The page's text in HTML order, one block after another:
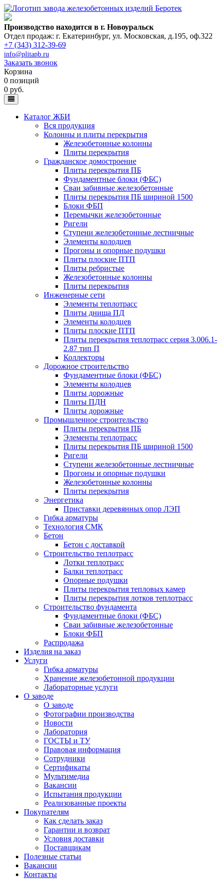
Производство находится в г. Новоуральск
Отдел продаж: г. Екатеринбург, ул. Московская, д.195, оф.322
+7 (343) 312-39-69
info@plitapb.ru
Заказать звонок
Корзина
0 позиций
0 руб.
Каталог ЖБИ
Вся продукция
Колонны и плиты перекрытия
Железобетонные колонны
Плиты перекрытия
Гражданское домостроение
Плиты перекрытия ПБ
Фундаментные блоки (ФБС)
Сваи забивные железобетонные
Плиты перекрытия ПБ шириной 1500
Блоки ФБП
Перемычки железобетонные
Ригели
Ступени железобетонные лестничные
Элементы колодцев
Прогоны и опорные подушки
Плиты плоские ПТП
Плиты ребристые
Железобетонные колонны
Плиты перекрытия
Инженерные сети
Элементы теплотрасс
Плиты днища ПД
Элементы колодцев
Плиты плоские ПТП
Плиты перекрытия теплотрасс серия 3.006.1-
2.87 тип П
Коллекторы
Дорожное строительство
Фундаментные блоки (ФБС)
Элементы колодцев
Плиты дорожные
Плиты ПДН
Плиты дорожные
Промышленное строительство
Плиты перекрытия ПБ
Элементы теплотрасс
Плиты перекрытия ПБ шириной 1500
Ригели
Ступени железобетонные лестничные
Прогоны и опорные подушки
Железобетонные колонны
Плиты перекрытия
Энергетика
Приставки деревянных опор ЛЭП
Гибка арматуры
Технология СМК
Бетон
Бетон с доставкой
Строительство теплотрасс
Лотки теплотрасс
Балки теплотрасс
Опорные подушки
Плиты перекрытия тепловых камер
Плиты перекрытия лотков теплотрасс
Строительство фундамента
Фундаментные блоки (ФБС)
Сваи забивные железобетонные
Блоки ФБП
Распродажа
Изделия на заказ
Услуги
Гибка арматуры
Хранение железобетонной продукции
Лабораторные услуги
О заводе
О заводе
Фотографии производства
Новости
Лаборатория
ГОСТЫ и ТУ
Правовая информация
Сотрудники
Сертификаты
Мультимедиа
Вакансии
Испытания продукции
Реализованные проекты
Покупателям
Как сделать заказ
Гарантии и возврат
Условия доставки
Поставщикам
Полезные статьи
Вакансии
Контакты